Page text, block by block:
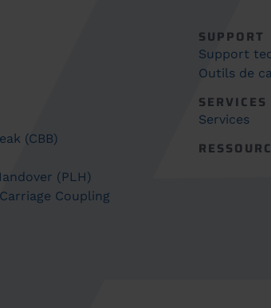
(CBB)
(PLH)
Coupling
SUPPORT
Support
Outils de
SERVICES
Services